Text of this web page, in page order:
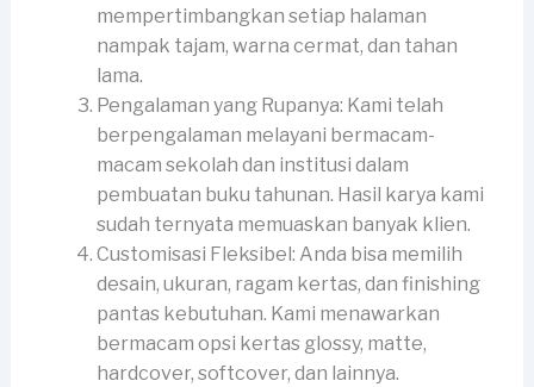
mempertimbangkan setiap halaman
nampak tajam, warna cermat, dan tahan
lama.
Pengalaman yang Rupanya: Kami telah
berpengalaman melayani bermacam-
macam sekolah dan institusi dalam
pembuatan buku tahunan. Hasil karya kami
sudah ternyata memuaskan banyak klien.
Customisasi Fleksibel: Anda bisa memilih
desain, ukuran, ragam kertas, dan finishing
pantas kebutuhan. Kami menawarkan
bermacam opsi kertas glossy, matte,
hardcover, softcover, dan lainnya.